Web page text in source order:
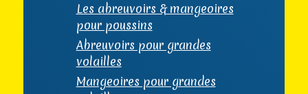
Les abreuvoirs & mangeoires
pour poussins
Abreuvoirs pour grandes
volailles
Mangeoires pour grandes